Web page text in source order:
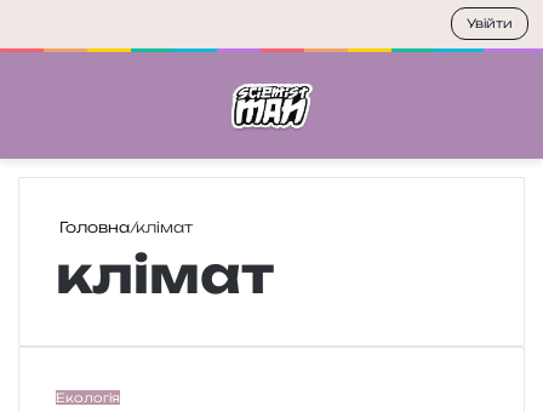
Головна/клімат
клімат
1Екологія
Увійти